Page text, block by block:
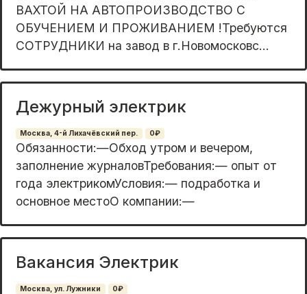
BAXTOЙ НА АВТОПРOИЗВОДСТBO С
ОБУЧЕНИЕМ И ПРОЖИВAHИЕM !Tpeбуются
COТPУДНИКИ на завод в г.Новомоcкoвс...
Дежурный электрик
Москва, 4-й Лихачёвский пер. 0₽
Обязанности:—Обход утром и вечером,
заполнение журналовТребования:— опыт от
года электрикомУсловия:— подработка и
основное местоО компании:—
Вакансия Электрик
Москва, ул. Лужники 0₽